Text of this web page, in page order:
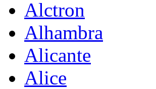
Alctron
Alhambra
Alicante
Alice